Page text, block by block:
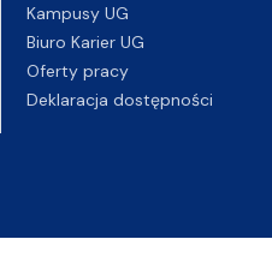
Kampusy UG
Biuro Karier UG
Oferty pracy
Deklaracja dostępności